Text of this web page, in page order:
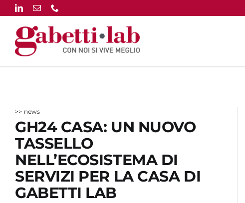
Salta
al
contenuto
>> news
GH24 CASA: UN NUOVO
TASSELLO
NELL’ECOSISTEMA DI
SERVIZI PER LA CASA DI
GABETTI LAB